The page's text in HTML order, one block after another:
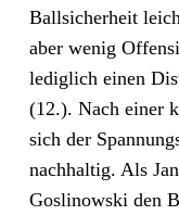
Ballsicherheit
aber wenig
lediglich einen
(12.). Nach einer
sich der
nachhaltig. Als
Goslinowski den